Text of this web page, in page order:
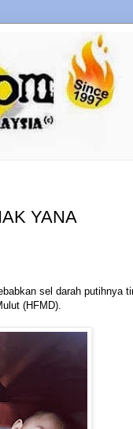
YANA
sel darah putihnya
(HFMD).